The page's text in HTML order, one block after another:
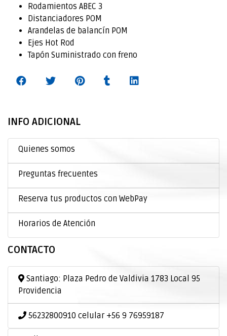
Rodamientos ABEC 3
Distanciadores POM
Arandelas de balancín POM
Ejes Hot Rod
Tapón Suministrado con freno
INFO ADICIONAL
Quienes somos
Preguntas frecuentes
Reserva tus productos con WebPay
Horarios de Atención
CONTACTO
Santiago: Plaza Pedro de Valdivia 1783 Local 95
Providencia
56232800910 celular +56 9 76959187